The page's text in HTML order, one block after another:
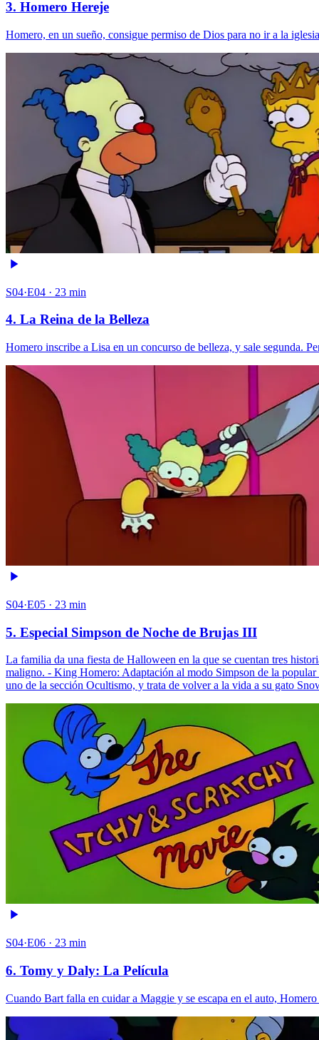
3. Homero Hereje
Homero, en un sueño, consigue permiso de Dios para no ir a la
S04·E04 · 23 min
4. La Reina de la Belleza
Homero inscribe a Lisa en un concurso de belleza, y sale segunda.
S04·E05 · 23 min
5. Especial Simpson de Noche de Brujas III
La familia da una fiesta de Halloween en la que se cuentan tres
maligno. - King Homero: Adaptación al modo Simpson de la
uno de la sección Ocultismo, y trata de volver a la vida a su gato
S04·E06 · 23 min
6. Tomy y Daly: La Película
Cuando Bart falla en cuidar a Maggie y se escapa en el auto,